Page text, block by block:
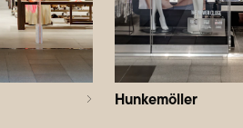
Hunkemöller